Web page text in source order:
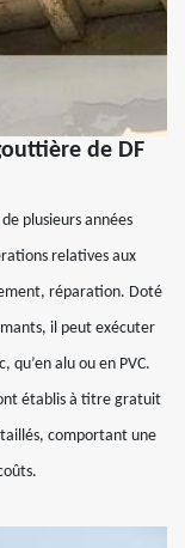
de DF
plusieurs années
relatives aux
réparation. Doté
il peut exécuter
qu’en alu ou en PVC.
établis à titre gratuit
comportant une